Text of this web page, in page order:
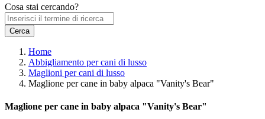
Cosa stai cercando?
Home
Abbigliamento per cani di lusso
Maglioni per cani di lusso
Maglione per cane in baby alpaca "Vanity's Bear"
Maglione per cane in baby alpaca "Vanity's Bear"